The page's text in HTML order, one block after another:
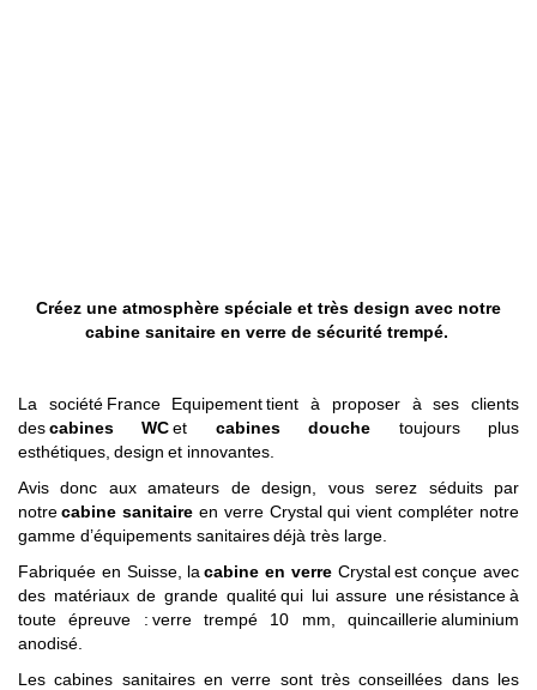
Créez une atmosphère spéciale et très design avec notre
cabine sanitaireen verre de sécurité trempé.
La société France Equipementtient à proposer à ses clients
descabines WCet cabinesdouche toujours plus
esthétiques, design et innovantes.
Avis donc aux amateurs de design, vous serez séduits par
notrecabine sanitaire en verre Crystal qui vient compléter notre
gamme d’équipements sanitairesdéjà très large.
Fabriquée en Suisse, lacabine en verreCrystalest conçue avec
des matériaux de grande qualité qui lui assure une résistanceà
toute épreuve : verre trempé 10 mm , quincailleriealuminium
anodisé
Les cabines sanitaires en verre sont très conseillées dans les